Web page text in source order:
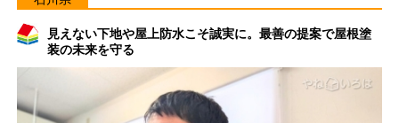
見えない下地や屋上防水こそ誠実に。最善の提案で屋根塗
装の未来を守る